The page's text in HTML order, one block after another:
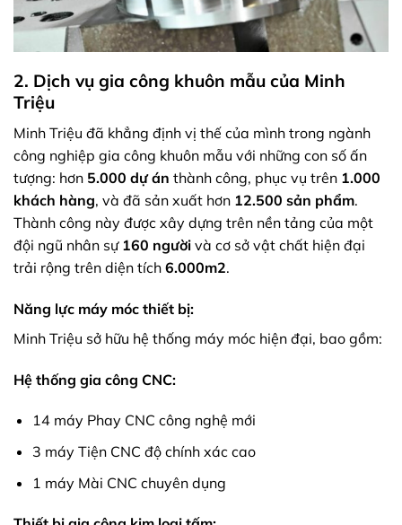
2. Dịch vụ gia công khuôn mẫu của Minh
Triệu
Minh Triệu đã khẳng định vị thế của mình trong ngành
công nghiệp gia công khuôn mẫu với những con số ấn
tượng: hơn 5.000 dự án thành công, phục vụ trên 1.000
khách hàng, và đã sản xuất hơn 12.500 sản phẩm.
Thành công này được xây dựng trên nền tảng của một
đội ngũ nhân sự 160 người và cơ sở vật chất hiện đại
trải rộng trên diện tích 6.000m2.
Năng lực máy móc thiết bị:
Minh Triệu sở hữu hệ thống máy móc hiện đại, bao gồm:
Hệ thống gia công CNC:
14 máy Phay CNC công nghệ mới
3 máy Tiện CNC độ chính xác cao
1 máy Mài CNC chuyên dụng